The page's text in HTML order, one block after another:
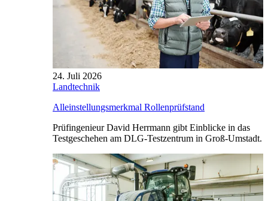
24. Juli 2026
Landtechnik
Alleinstellungsmerkmal Rollenprüfstand
Prüfingenieur David Herrmann gibt Einblicke in das
Testgeschehen am DLG-Testzentrum in Groß-Umstadt.